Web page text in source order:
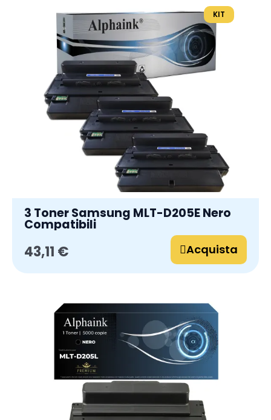
KIT
3 Toner Samsung MLT-D205E Nero
Compatibili
43,11 € Acquista